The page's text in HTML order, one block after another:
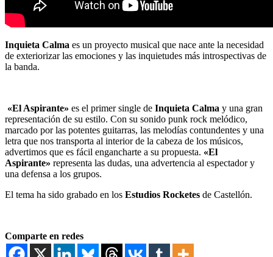
Inquieta Calma es un proyecto musical que nace ante la necesidad
de exteriorizar las emociones y las inquietudes más introspectivas de
la banda.
«El Aspirante» es el primer single de Inquieta Calma y una gran
representación de su estilo. Con su sonido punk rock melódico,
marcado por las potentes guitarras, las melodías contundentes y una
letra que nos transporta al interior de la cabeza de los músicos,
advertimos que es fácil engancharte a su propuesta. «El
Aspirante» representa las dudas, una advertencia al espectador y
una defensa a los grupos.
El tema ha sido grabado en los Estudios Rocketes de Castellón.
Comparte en redes